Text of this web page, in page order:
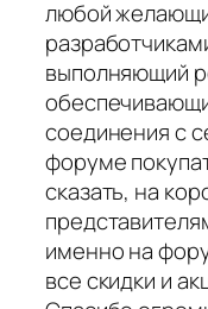
любой
выполняющий
соединения с
форуме
сказать, на
именно на
все скидки и